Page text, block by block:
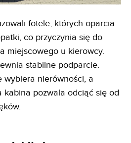
fotele, których oparcia
co przyczynia się do
miejscowego u kierowcy.
stabilne podparcie.
wybiera nierówności, a
kabina pozwala odciąć się od